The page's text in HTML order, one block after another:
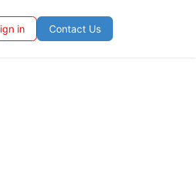
in Contact Us